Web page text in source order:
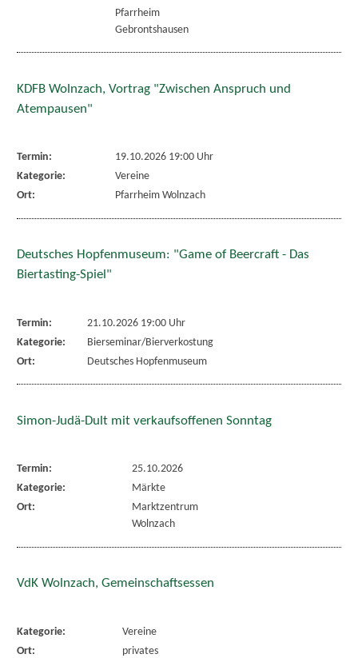
Pfarrheim
Gebrontshausen
KDFB Wolnzach, Vortrag "Zwischen Anspruch und
Atempausen"
Termin:
19.10.2026 19:00 Uhr
Kategorie:
Vereine
Ort:
Pfarrheim Wolnzach
Deutsches Hopfenmuseum: "Game of Beercraft - Das
Biertasting-Spiel"
Termin:
21.10.2026 19:00 Uhr
Kategorie:
Bierseminar/Bierverkostung
Ort:
Deutsches Hopfenmuseum
Simon-Judä-Dult mit verkaufsoffenen Sonntag
Termin:
25.10.2026
Kategorie:
Märkte
Ort:
Marktzentrum
Wolnzach
VdK Wolnzach, Gemeinschaftsessen
Kategorie:
Vereine
Ort:
privates